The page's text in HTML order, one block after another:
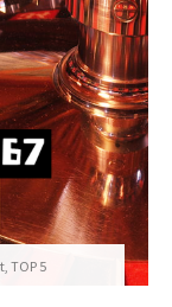
,TOP 5